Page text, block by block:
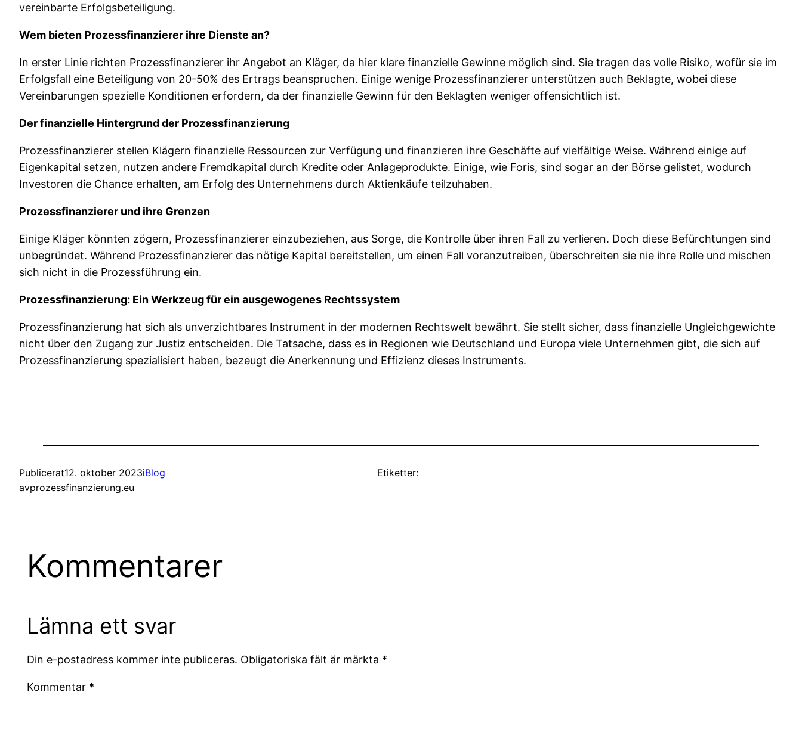
vereinbarte Erfolgsbeteiligung.
Wem bieten Prozessfinanzierer ihre Dienste an?
In erster Linie richten Prozessfinanzierer ihr Angebot an Kläger, da hier klare finanzielle Gewinne möglich sind. Sie tragen das volle Risiko, wofür sie im
Erfolgsfall eine Beteiligung von 20-50% des Ertrags beanspruchen. Einige wenige Prozessfinanzierer unterstützen auch Beklagte, wobei diese
Vereinbarungen spezielle Konditionen erfordern, da der finanzielle Gewinn für den Beklagten weniger offensichtlich ist.
Der finanzielle Hintergrund der Prozessfinanzierung
Prozessfinanzierer stellen Klägern finanzielle Ressourcen zur Verfügung und finanzieren ihre Geschäfte auf vielfältige Weise. Während einige auf
Eigenkapital setzen, nutzen andere Fremdkapital durch Kredite oder Anlageprodukte. Einige, wie Foris, sind sogar an der Börse gelistet, wodurch
Investoren die Chance erhalten, am Erfolg des Unternehmens durch Aktienkäufe teilzuhaben.
Prozessfinanzierer und ihre Grenzen
Einige Kläger könnten zögern, Prozessfinanzierer einzubeziehen, aus Sorge, die Kontrolle über ihren Fall zu verlieren. Doch diese Befürchtungen sind
unbegründet. Während Prozessfinanzierer das nötige Kapital bereitstellen, um einen Fall voranzutreiben, überschreiten sie nie ihre Rolle und mischen
sich nicht in die Prozessführung ein.
Prozessfinanzierung: Ein Werkzeug für ein ausgewogenes Rechtssystem
Prozessfinanzierung hat sich als unverzichtbares Instrument in der modernen Rechtswelt bewährt. Sie stellt sicher, dass finanzielle Ungleichgewichte
nicht über den Zugang zur Justiz entscheiden. Die Tatsache, dass es in Regionen wie Deutschland und Europa viele Unternehmen gibt, die sich auf
Prozessfinanzierung spezialisiert haben, bezeugt die Anerkennung und Effizienz dieses Instruments.
Publicerat12. oktober 2023iBlog
avprozessfinanzierung.eu
Etiketter:
Kommentarer
Lämna ett svar
Din e-postadress kommer inte publiceras. Obligatoriska fält är märkta *
Kommentar *